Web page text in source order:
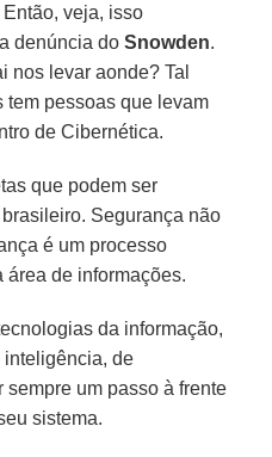
Então, veja, isso
denúncia doSnowden.
nos levar aonde? Tal
tem pessoas que levam
de Cibernética.
que podem ser
Segurança não
é um processo
de informações.
da informação,
inteligência, de
um passo à frente
sistema.